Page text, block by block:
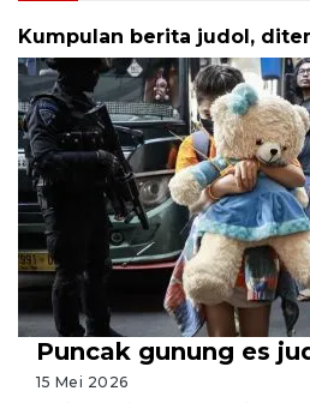
Kumpulan berita judol,
Puncak gunung es
15 Mei 2026